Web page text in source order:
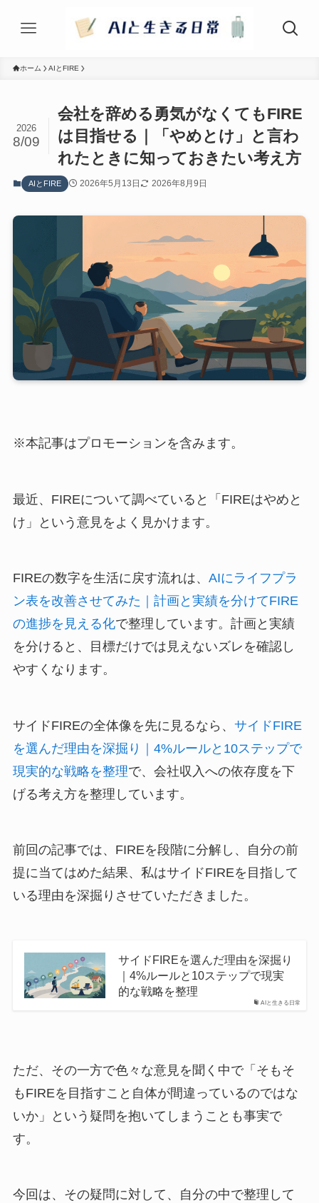
ホーム AIとFIRE
会社を辞める勇気がなくてもFIRE
は目指せる｜「やめとけ」と言わ
れたときに知っておきたい考え方
2026
8/09
AIとFIRE 2026年5月13日 2026年8月9日
※本記事はプロモーションを含みます。
最近、FIREについて調べていると「FIREはやめと
け」という意見をよく見かけます。
FIREの数字を生活に戻す流れは、 AIにライフプラ
ン表を改善させてみた｜計画と実績を分けてFIRE
の進捗を見える化で整理しています。計画と実績
を分けると、目標だけでは見えないズレを確認し
やすくなります。
サイドFIREの全体像を先に見るなら、 サイドFIRE
を選んだ理由を深掘り｜4%ルールと10ステップで
現実的な戦略を整理で、会社収入への依存度を下
げる考え方を整理しています。
前回の記事では、FIREを段階に分解し、自分の前
提に当てはめた結果、私はサイドFIREを目指して
いる理由を深掘りさせていただきました。
AIと生きる日常
サイドFIREを選んだ理由を深掘り
｜4%ルールと10ステップで現実
的な戦略を整理
ただ、その一方で色々な意見を聞く中で「そもそ
もFIREを目指すこと自体が間違っているのではな
いか」という疑問を抱いてしまうことも事実で
す。
今回は、その疑問に対して、自分の中で整理して